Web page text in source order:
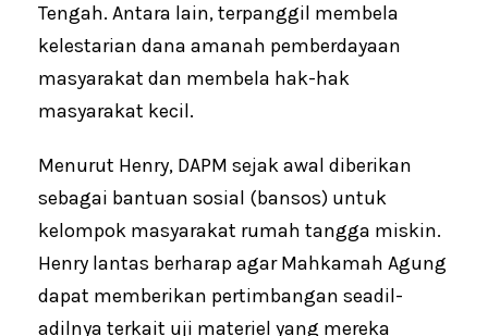
Tengah. Antara lain, terpanggil membela
kelestarian dana amanah pemberdayaan
masyarakat dan membela hak-hak
masyarakat kecil.
Menurut Henry, DAPM sejak awal diberikan
sebagai bantuan sosial (bansos) untuk
kelompok masyarakat rumah tangga miskin.
Henry lantas berharap agar Mahkamah Agung
dapat memberikan pertimbangan seadil-
adilnya terkait uji materiel yang mereka